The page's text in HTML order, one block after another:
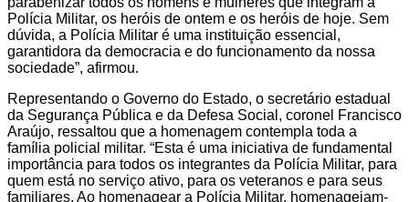
Polícia Militar, os heróis de ontem e os heróis de hoje. Sem
dúvida, a Polícia Militar é uma instituição essencial,
garantidora da democracia e do funcionamento da nossa
sociedade”, afirmou.
Representando o Governo do Estado, o secretário estadual
da Segurança Pública e da Defesa Social, coronel Francisco
Araújo, ressaltou que a homenagem contempla toda a
família policial militar. “Esta é uma iniciativa de fundamental
importância para todos os integrantes da Polícia Militar, para
quem está no serviço ativo, para os veteranos e para seus
familiares. Ao homenagear a Polícia Militar, homenageiam-